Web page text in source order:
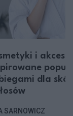
i
dla
SARNOWICZ